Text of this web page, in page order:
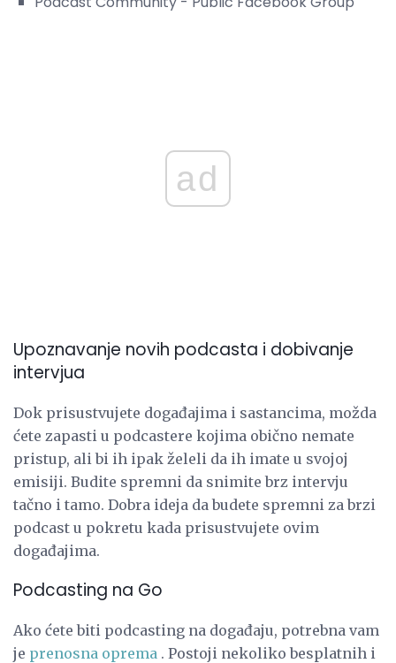
ad
Upoznavanje novih podcasta i dobivanje
intervjua
Dok prisustvujete događajima i sastancima, možda
ćete zapasti u podcastere kojima obično nemate
pristup, ali bi ih ipak želeli da ih imate u svojoj
emisiji. Budite spremni da snimite brz intervju
tačno i tamo. Dobra ideja da budete spremni za brzi
podcast u pokretu kada prisustvujete ovim
događajima.
Podcasting na Go
Ako ćete biti podcasting na događaju, potrebna vam
je prenosna oprema . Postoji nekoliko besplatnih i